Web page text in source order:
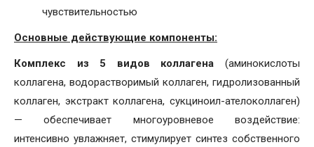
чувствительностью
Основные действующие компоненты:
Комплекс из 5 видов коллагена (аминокислоты
коллагена, водорастворимый коллаген, гидролизованный
коллаген, экстракт коллагена, сукциноил-ателоколлаген)
— обеспечивает многоуровневое воздействие:
интенсивно увлажняет, стимулирует синтез собственного